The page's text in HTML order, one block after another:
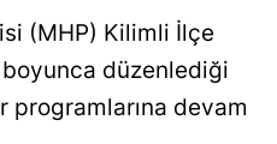
(MHP) Kilimli İlçe
boyunca düzenlediği
devam